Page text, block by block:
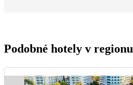
Podobné hotely v regionu